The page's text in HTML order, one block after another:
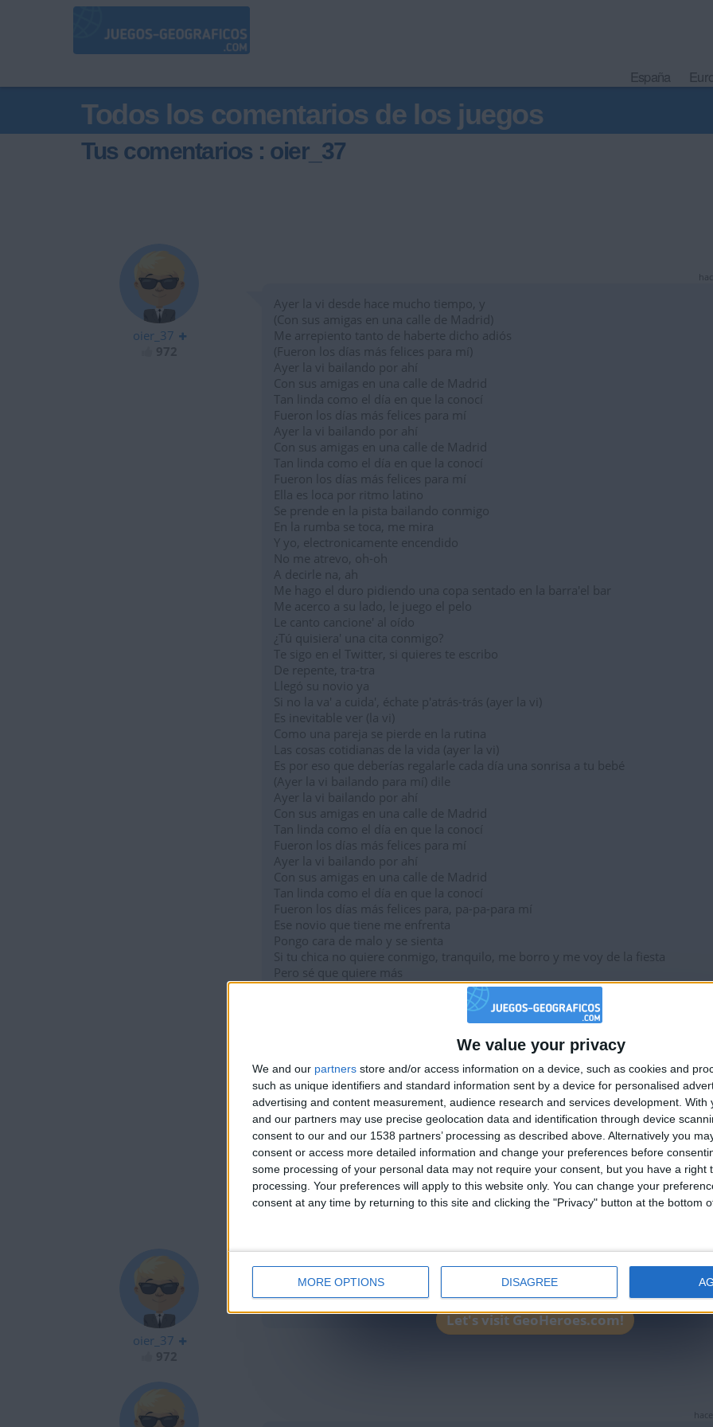
We value your privacy
We and our partners store and/or access information on a device, such as cookies and
such as unique identifiers and standard information sent by a device for personalised
advertising and content measurement, audience research and services development. With
and our partners may use precise geolocation data and identification through device
consent to our and our 1538 partners’ processing as described above. Alternatively you
consent or access more detailed information and change your preferences before
some processing of your personal data may not require your consent, but you have a right
processing. Your preferences will apply to this website only. You can change your
consent at any time by returning to this site and clicking the "Privacy" button at the bottom
MORE OPTIONS DISAGREE
España
Todos los comentarios de los juegos
Tus comentarios : oier_37
oier_37
Ayer la vi desde hace mucho tiempo, y
(Con sus amigas en una calle de Madrid)
Me arrepiento tanto de haberte dicho adiós
(Fueron los días más felices para mí)
Ayer la vi bailando por ahí
Con sus amigas en una calle de Madrid
Tan linda como el día en que la conocí
Fueron los días más felices para mí
Ayer la vi bailando por ahí
Con sus amigas en una calle de Madrid
Tan linda como el día en que la conocí
Fueron los días más felices para mí
Ella es loca por ritmo latino
Se prende en la pista bailando conmigo
En la rumba se toca, me mira
Y yo, electronicamente encendido
No me atrevo, oh-oh
A decirle na, ah
Me hago el duro pidiendo una copa sentado en la barra'el bar
Me acerco a su lado, le juego el pelo
Le canto cancione' al oído
¿Tú quisiera' una cita conmigo?
Te sigo en el Twitter, si quieres te escribo
De repente, tra-tra
Llegó su novio ya
Si no la va' a cuida', échate p'atrás-trás (ayer la vi)
Es inevitable ver (la vi)
Como una pareja se pierde en la rutina
Las cosas cotidianas de la vida (ayer la vi)
Es por eso que deberías regalarle cada día una sonrisa a tu bebé
(Ayer la vi bailando para mí) dile
Ayer la vi bailando por ahí
Con sus amigas en una calle de Madrid
Tan linda como el día en que la conocí
Fueron los días más felices para mí
Ayer la vi bailando por ahí
Con sus amigas en una calle de Madrid
Tan linda como el día en que la conocí
Fueron los días más felices para, pa-pa-para mí
Ese novio que tiene me enfrenta
Pongo cara de malo y se sienta
Si tu chica no quiere conmigo, tranquilo, me borro y me voy de la fiesta
Pero sé que quiere más
Porque ella está pa mí
Con sus amigas en una calle de Madrid
Tan linda como el día en que la conocí
Fueron los días más felices para mí
Ayer la vi bailando por ahí
Con sus amigas en una calle de Madrid
Tan linda como el día en que la conocí
Fueron los días más felices para mí
Ayer la vi, la vi, la vi
Ayer la vi bailando para mí
Ayer la vi, la vi, la vi
Ayer la vi bailando para mí
oier_37
????????????????
🇺🇸 We noticed you’re visiting from
an English-speaking country
Join our American version now and be among
the firsts to submit your score on our
leaderboards!
Let's visit GeoHeroes.com!